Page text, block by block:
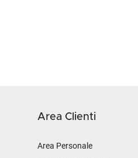
Area Clienti
Area Personale